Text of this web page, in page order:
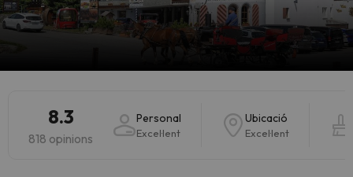
8.3
818 opinions
Personal
Excel·lent
Ubicació
Excel·lent